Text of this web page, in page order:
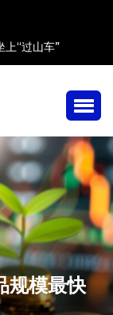
“吃紧”依赖大客户
规模最快